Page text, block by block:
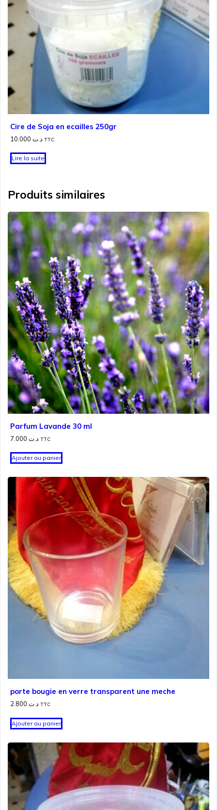
Cire de Soja en ecailles 250gr
د.ت TTC
Lire la suite
Produits similaires
Parfum Lavande 30 ml
د.ت TTC
Ajouter au panier
porte bougie en verre transparent une meche
د.ت TTC
Ajouter au panier